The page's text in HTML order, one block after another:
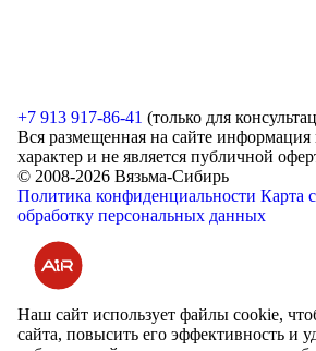
+7 913 917-86-41 (только для
Вся размещенная на сайте
характер и не является публичной
© 2008-2026 Вязьма-Сибирь
Политика конфиденциальности Карта
обработку персональных данных
Разработка и продвижение сайта
Наш сайт использует файлы cookie,
сайта, повысить его эффективность и